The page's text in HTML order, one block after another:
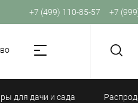
+7 (499) 110-85-57 +7
для дачи и сада